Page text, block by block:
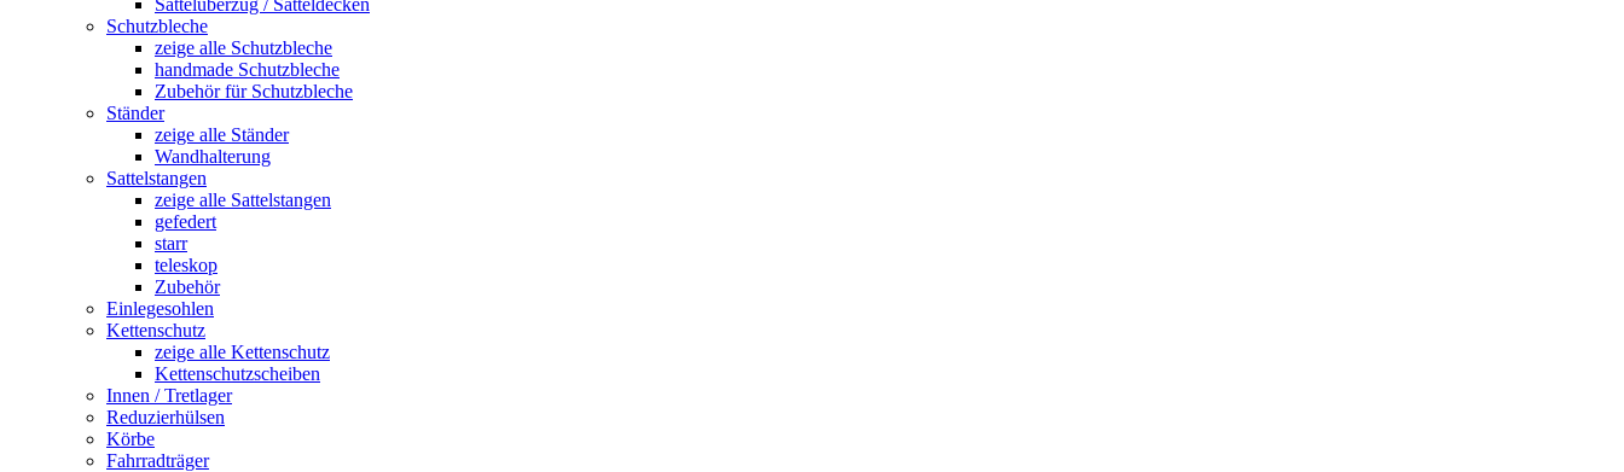
Sattelüberzug / Satteldecken
Schutzbleche
zeige alle Schutzbleche
handmade Schutzbleche
Zubehör für Schutzbleche
Ständer
zeige alle Ständer
Wandhalterung
Sattelstangen
zeige alle Sattelstangen
gefedert
starr
teleskop
Zubehör
Einlegesohlen
Kettenschutz
zeige alle Kettenschutz
Kettenschutzscheiben
Innen / Tretlager
Reduzierhülsen
Körbe
Fahrradträger